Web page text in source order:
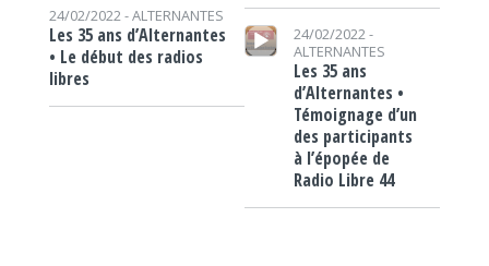
24/02/2022 -ALTERNANTES
Les 35 ans d’Alternantes
• Le début des radios
libres
Lecteur audio
24/02/2022 -
ALTERNANTES
Les 35 ans
d’Alternantes •
Témoignage d’un
des participants
à l’épopée de
Radio Libre 44